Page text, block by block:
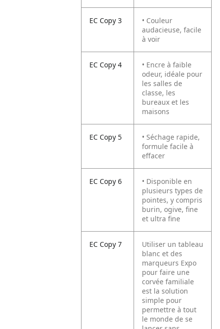
EC Copy 3
• Couleur
audacieuse, facile
à voir
EC Copy 4
• Encre à faible
odeur, idéale pour
les salles de
classe, les
bureaux et les
maisons
EC Copy 5
• Séchage rapide,
formule facile à
effacer
EC Copy 6
• Disponible en
plusieurs types de
pointes, y compris
burin, ogive, fine
et ultra fine
EC Copy 7
Utiliser un tableau
blanc et des
marqueurs Expo
pour faire une
corvée familiale
est la solution
simple pour
permettre à tout
le monde de se